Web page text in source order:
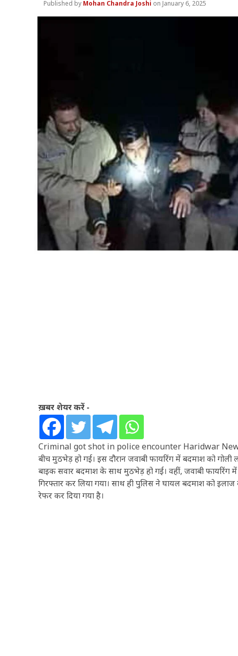
Mohan Chandra Joshi January 6, 2025
ख़बर शेयर करें -
Criminal got shot in police encounter Haridwar
बीच मुठभेड़ हो गई। इस दौरान जवाबी फायरिंग में बदमाश को गोली
बाइक सवार बदमाश के साथ मुठभेड़ हो गई। वहीं, जवाबी
गिरफ्तार कर लिया गया। साथ ही पुलिस ने घायल बदमाश को
रेफर कर दिया गया है।